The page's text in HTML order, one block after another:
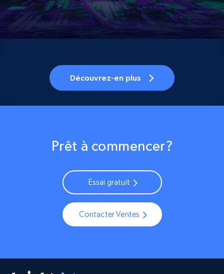
Découvrez-en plus
Prêt à commencer?
Essai gratuit
Contacter Ventes